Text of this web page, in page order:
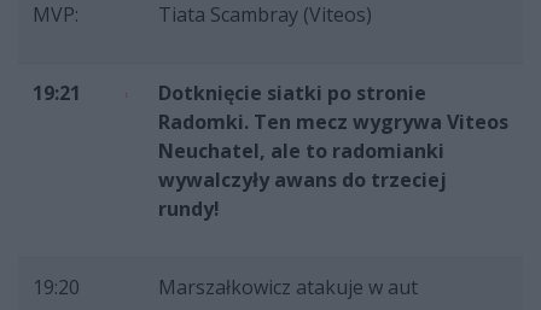
MVP: Tiata Scambray (Viteos)
19:21
Dotknięcie siatki po stronie
Radomki. Ten mecz wygrywa Viteos
Neuchatel, ale to radomianki
wywalczyły awans do trzeciej
rundy!
19:20 Marszałkowicz atakuje w aut